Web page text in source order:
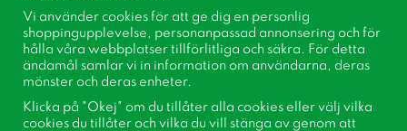
Nyhetsbrev
Om cookies
Vi använder cookies för att ge dig en personlig
shoppingupplevelse, personanpassad annonsering och för
hålla våra webbplatser tillförlitliga och säkra. För detta
ändamål samlar vi in information om användarna, deras
mönster och deras enheter.
Klicka på "Okej" om du tillåter alla cookies eller välj vilka
cookies du tillåter och vilka du vill stänga av genom att